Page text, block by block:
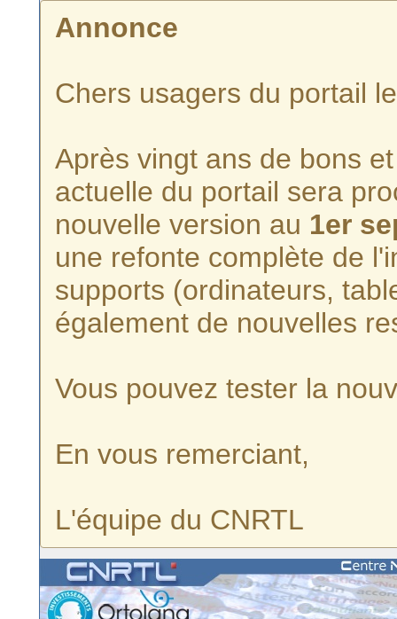
Annonce
Chers usagers du portail
Après vingt ans de bons
actuelle du portail sera
nouvelle version au 1er
une refonte complète de
supports (ordinateurs,
également de nouvelles
Vous pouvez tester la
En vous remerciant,
L'équipe du CNRTL